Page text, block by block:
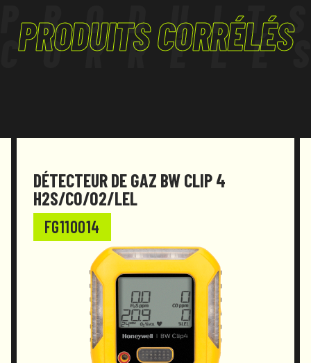
PRODUITS CORRÉLÉS
DÉTECTEUR DE GAZ BW CLIP 4
H2S/CO/O2/LEL
FG110014